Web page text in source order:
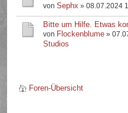
vonSephx » 08.07.2024
Bitte um Hilfe. Etwas
von Flockenblume »
Studios
Foren-Übersicht